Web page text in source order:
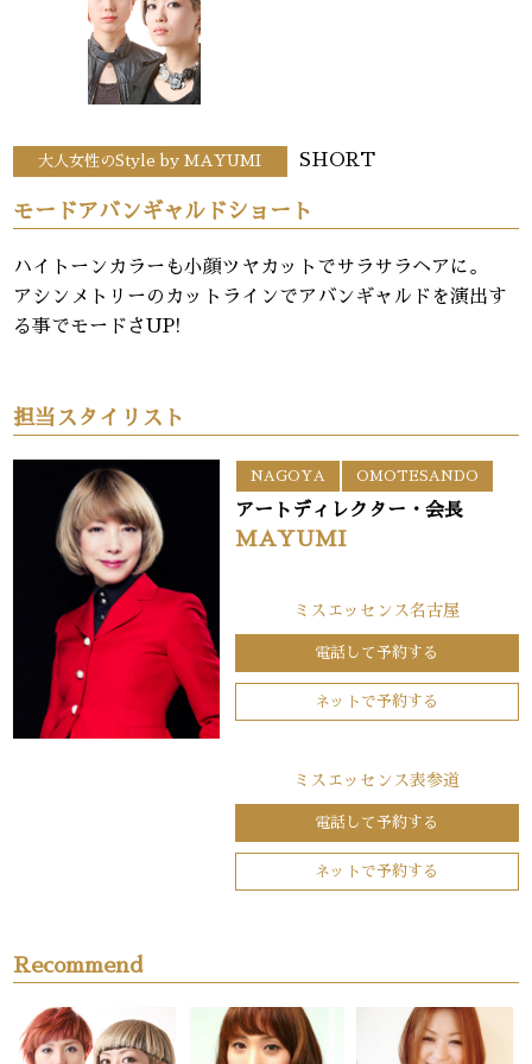
大人女性のStyle by MAYUMI SHORT
モードアバンギャルドショート
ハイトーンカラーも小顔ツヤカットでサラサラヘアに。
アシンメトリーのカットラインでアバンギャルドを演出す
る事でモードさUP!
担当スタイリスト
NAGOYA OMOTESANDO
アートディレクター・会長
MAYUMI
ミスエッセンス名古屋
電話して予約する
ネットで予約する
ミスエッセンス表参道
電話して予約する
ネットで予約する
Recommend